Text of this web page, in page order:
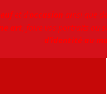
et d'occasion ainsi que
art, faire vos portraits au
d’identité au